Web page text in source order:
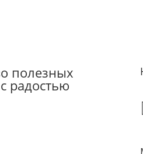
полезных
радостью